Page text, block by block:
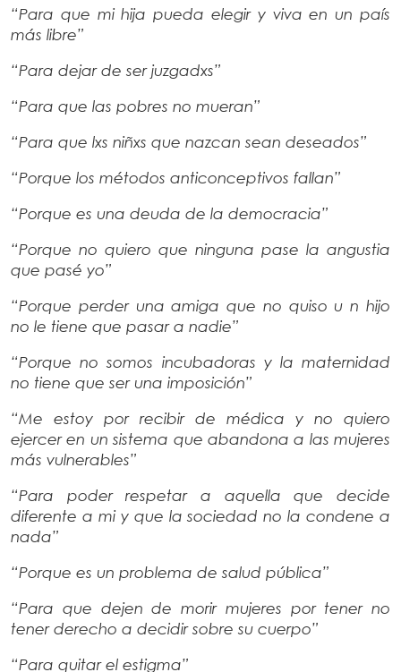
“Para que mi hija pueda elegir y viva en un país
más libre”
“Para dejar de ser juzgadxs”
“Para que las pobres no mueran”
“Para que lxs niñxs que nazcan sean deseados”
“Porque los métodos anticonceptivos fallan”
“Porque es una deuda de la democracia”
“Porque no quiero que ninguna pase la angustia
que pasé yo”
“Porque perder una amiga que no quiso u n hijo
no le tiene que pasar a nadie”
“Porque no somos incubadoras y la maternidad
no tiene que ser una imposición”
“Me estoy por recibir de médica y no quiero
ejercer en un sistema que abandona a las mujeres
más vulnerables”
“Para poder respetar a aquella que decide
diferente a mi y que la sociedad no la condene a
nada”
“Porque es un problema de salud pública”
“Para que dejen de morir mujeres por tener no
tener derecho a decidir sobre su cuerpo”
“Para quitar el estigma”